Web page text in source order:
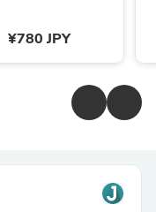
¥780 JPY